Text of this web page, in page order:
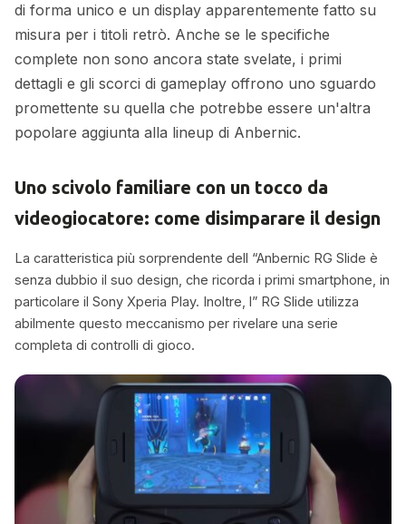
di forma unico e un display apparentemente fatto su
misura per i titoli retrò. Anche se le specifiche
complete non sono ancora state svelate, i primi
dettagli e gli scorci di gameplay offrono uno sguardo
promettente su quella che potrebbe essere un'altra
popolare aggiunta alla lineup di Anbernic.
Uno scivolo familiare con un tocco da
videogiocatore: come disimparare il design
La caratteristica più sorprendente dell “Anbernic RG Slide è
senza dubbio il suo design, che ricorda i primi smartphone, in
particolare il Sony Xperia Play. Inoltre, l” RG Slide utilizza
abilmente questo meccanismo per rivelare una serie
completa di controlli di gioco.